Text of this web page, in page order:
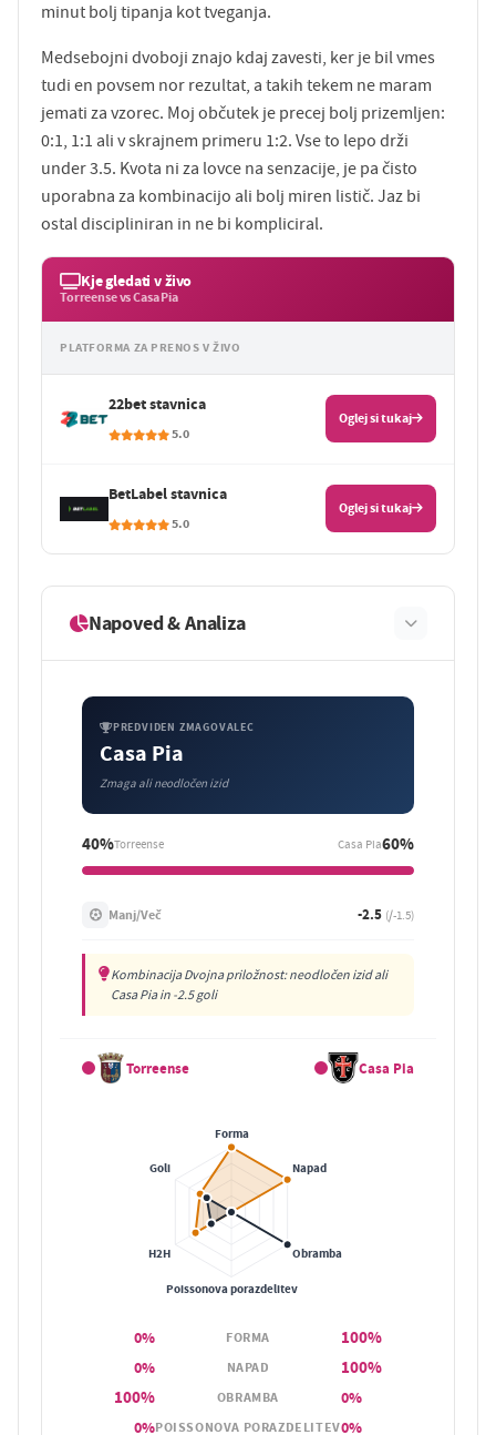
minut bolj tipanja kot tveganja.
Medsebojni dvoboji znajo kdaj zavesti, ker je bil vmes
tudi en povsem nor rezultat, a takih tekem ne maram
jemati za vzorec. Moj občutek je precej bolj prizemljen:
0:1, 1:1 ali v skrajnem primeru 1:2. Vse to lepo drži
under 3.5. Kvota ni za lovce na senzacije, je pa čisto
uporabna za kombinacijo ali bolj miren listič. Jaz bi
ostal discipliniran in ne bi kompliciral.
Kje gledati v živo
Torreense vs Casa Pia
PLATFORMA ZA PRENOS V ŽIVO
22bet stavnica
5.0
Oglej si tukaj
BetLabel stavnica
5.0
Oglej si tukaj
Napoved & Analiza
PREDVIDEN ZMAGOVALEC
Casa Pia
Zmaga ali neodločen izid
40%Torreense Casa Pia60%
Manj/Več -2.5 (/-1.5)
Kombinacija Dvojna priložnost: neodločen izid ali
Casa Pia in -2.5 goli
Torreense Casa Pia
0% FORMA 100%
0% NAPAD
100%
100%
OBRAMBA
0%
0%POISSONOVA PORAZDELITEV0%